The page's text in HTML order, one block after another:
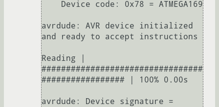
avrdude: AVR device initialized
and ready to accept instructions
Reading |
#################################
################# | 100% 0.00s
avrdude: Device signature =